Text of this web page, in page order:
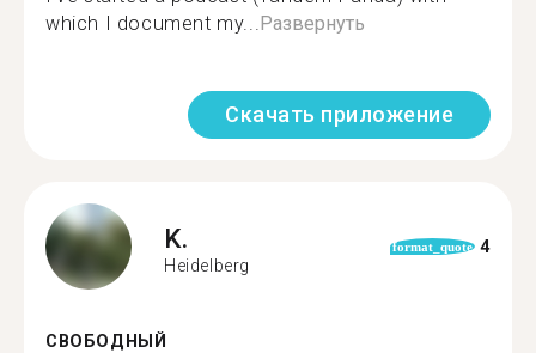
which I document my...Развернуть
Скачать приложение
K.
Heidelberg
format_quote 4
СВОБОДНЫЙ